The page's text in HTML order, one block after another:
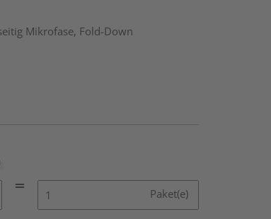
Mikrofase, Fold-Down
Paket(e)